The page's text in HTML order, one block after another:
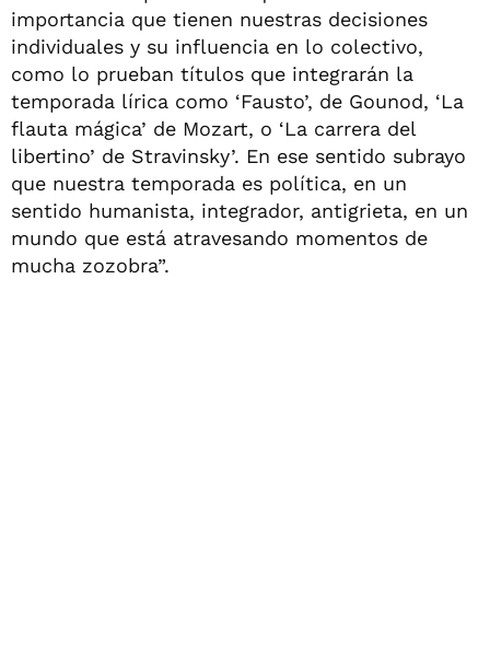
importancia que tienen nuestras decisiones
individuales y su influencia en lo colectivo,
como lo prueban títulos que integrarán la
temporada lírica como ‘Fausto’, de Gounod, ‘La
flauta mágica’ de Mozart, o ‘La carrera del
libertino’ de Stravinsky’. En ese sentido subrayo
que nuestra temporada es política, en un
sentido humanista, integrador, antigrieta, en un
mundo que está atravesando momentos de
mucha zozobra”.